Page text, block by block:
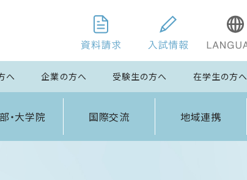
へ 企業の方へ 受験生の方へ 在学生の方へ
・大学院 国際交流 地域連携